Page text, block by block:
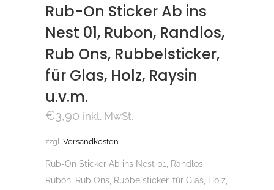
Rub-On Sticker Ab ins
Nest 01, Rubon, Randlos,
Rub Ons, Rubbelsticker,
für Glas, Holz, Raysin
u.v.m.
€3,90 inkl. MwSt.
zzgl. Versandkosten
Rub-On Sticker Ab ins Nest 01, Randlos,
Rubon, Rub Ons, Rubbelsticker, für Glas, Holz,